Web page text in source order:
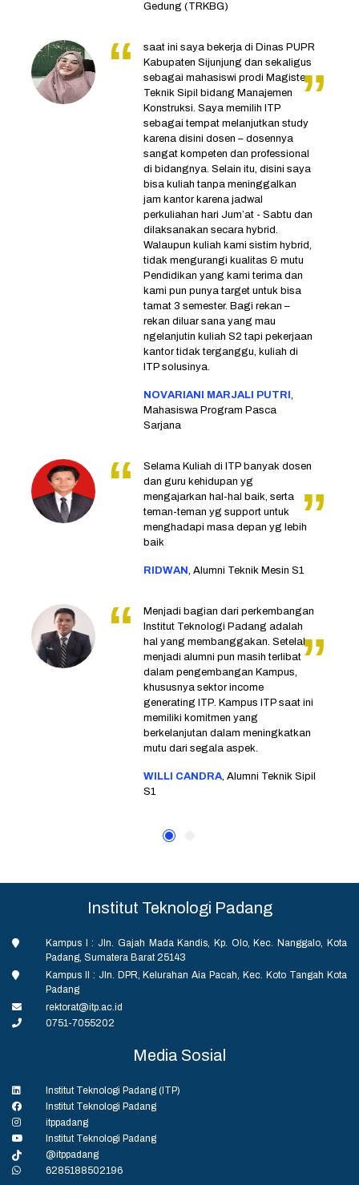
Gedung (TRKBG)
saat ini saya bekerja di Dinas PUPR
Kabupaten Sijunjung dan sekaligus
sebagai mahasiswi prodi Magister
Teknik Sipil bidang Manajemen
Konstruksi. Saya memilih ITP
sebagai tempat melanjutkan study
karena disini dosen – dosennya
sangat kompeten dan professional
di bidangnya. Selain itu, disini saya
bisa kuliah tanpa meninggalkan
jam kantor karena jadwal
perkuliahan hari Jum’at - Sabtu dan
dilaksanakan secara hybrid.
Walaupun kuliah kami sistim hybrid,
tidak mengurangi kualitas & mutu
Pendidikan yang kami terima dan
kami pun punya target untuk bisa
tamat 3 semester. Bagi rekan –
rekan diluar sana yang mau
ngelanjutin kuliah S2 tapi pekerjaan
kantor tidak terganggu, kuliah di
ITP solusinya.
NOVARIANI MARJALI PUTRI ,
Mahasiswa Program Pasca
Sarjana
Selama Kuliah di ITP banyak dosen
dan guru kehidupan yg
mengajarkan hal-hal baik, serta
teman-teman yg support untuk
menghadapi masa depan yg lebih
baik
RIDWAN , Alumni Teknik Mesin S1
Menjadi bagian dari perkembangan
Institut Teknologi Padang adalah
hal yang membanggakan. Setelah
menjadi alumni pun masih terlibat
dalam pengembangan Kampus,
khususnya sektor income
generating ITP. Kampus ITP saat ini
memiliki komitmen yang
berkelanjutan dalam meningkatkan
mutu dari segala aspek.
WILLI CANDRA, Alumni Teknik Sipil
S1
Institut Teknologi Padang
Kampus I : Jln. Gajah Mada Kandis, Kp. Olo, Kec. Nanggalo, Kota
Padang, Sumatera Barat 25143
Kampus II : Jln. DPR, Kelurahan Aia Pacah, Kec. Koto Tangah Kota
Padang
rektorat@itp.ac.id
0751-7055202
Media Sosial
Institut Teknologi Padang (ITP)
Institut Teknologi Padang
itppadang
Institut Teknologi Padang
@itppadang
6285188502196